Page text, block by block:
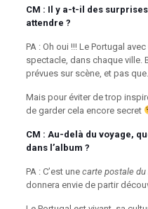
CM : Il y a-t-il des
attendre ?
PA : Oh oui !!! Le Portugal
spectacle, dans chaque ville.
prévues sur scène, et pas
Mais pour éviter de trop
de garder cela encore secret
CM : Au-delà du voyage,
dans l’album ?
PA : C’est une carte postale du
donnera envie de partir